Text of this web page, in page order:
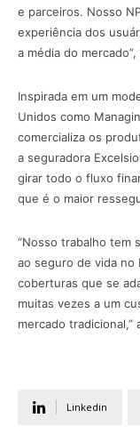
e parceiros. Nosso
experiência dos
a média do
Inspirada em um
Unidos como
comercializa os
a seguradora
girar todo o fluxo
que é o maior
“Nosso trabalho tem
ao seguro de vida no
coberturas que se
muitas vezes a um
mercado tradicional,”
Linkedin